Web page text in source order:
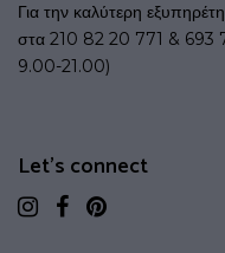
Για την καλύτερη
στα 210 82 20 771 & 693
9.00-21.00)
Let's connect